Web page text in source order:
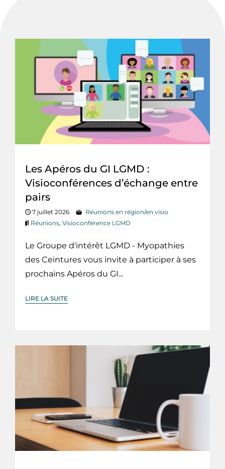
Les Apéros du GI LGMD :
Visioconférences d’échange entre
pairs
7 juillet 2026
Réunions en région/en visio
Réunions, Visioconférence LGMD
Le Groupe d'intérêt LGMD - Myopathies
des Ceintures vous invite à participer à ses
prochains Apéros du GI...
LIRE LA SUITE